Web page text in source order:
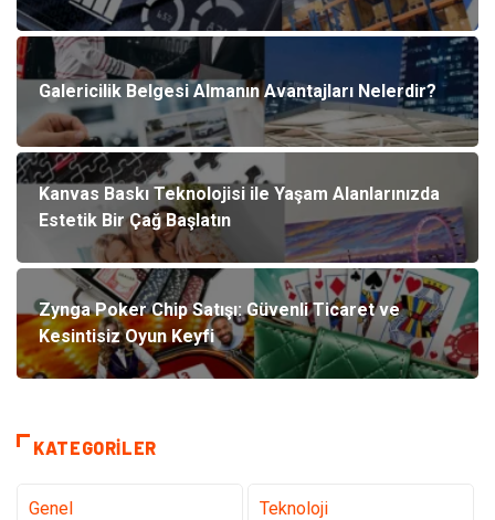
Galericilik Belgesi Almanın Avantajları Nelerdir?
Kanvas Baskı Teknolojisi ile Yaşam Alanlarınızda
Estetik Bir Çağ Başlatın
Zynga Poker Chip Satışı: Güvenli Ticaret ve
Kesintisiz Oyun Keyfi
KATEGORILER
Genel Teknoloji